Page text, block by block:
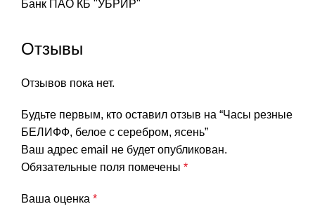
Банк ПАО КБ "УБРИР"
Отзывы
Отзывов пока нет.
Будьте первым, кто оставил отзыв на “Часы резные
БЕЛИФФ, белое с серебром, ясень”
Ваш адрес email не будет опубликован.
Обязательные поля помечены *
Ваша оценка *